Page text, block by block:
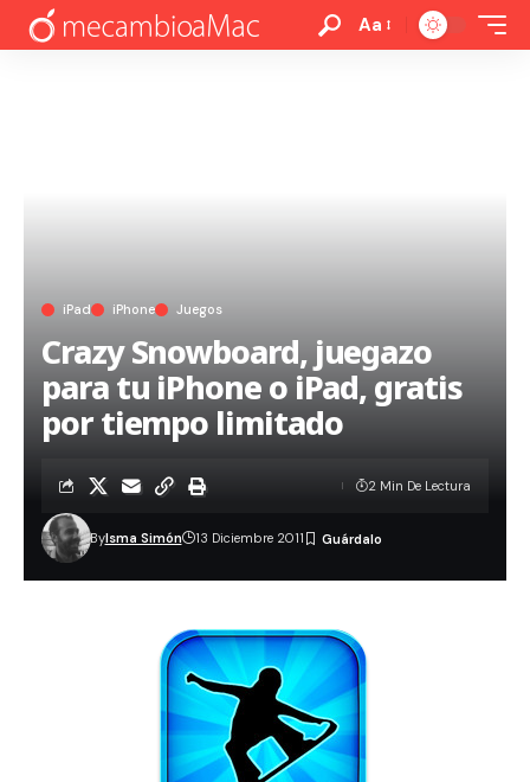
Aa
iPad iPhone Juegos
Crazy Snowboard, juegazo
para tu iPhone o iPad, gratis
por tiempo limitado
ByIsma Simón 13 Diciembre 2011
2 Min De Lectura